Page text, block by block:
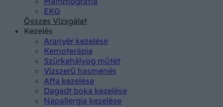
EKG
Összes Vizsgálat
Kezelés
Aranyér kezelése
Kemoterápia
Szürkehályog műtét
Vízszerű hasmenés
Afta kezelése
Dagadt boka kezelése
Napallergia kezelése